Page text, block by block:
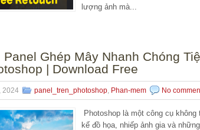
lượng ảnh mà...
Panel Ghép Mây Nhanh Chóng
| Download Free
2024 panel_tren_photoshop Phan-mem No
Photoshop là một công cụ
kế đồ họa, nhiếp ảnh gia và